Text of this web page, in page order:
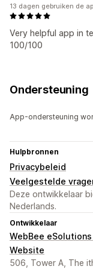
Very helpful app in
100/100
13 dagen gebruiken de
Ondersteuning
App-ondersteuning
Hulpbronnen
Privacybeleid
Veelgestelde
Deze ontwikkelaar
Nederlands.
Ontwikkelaar
WebBee
Website
506, Tower A, The